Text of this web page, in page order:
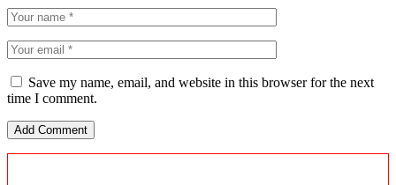
Save my name, email, and website in this browser for the next
time I comment.